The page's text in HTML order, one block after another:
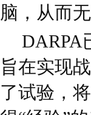
脑，从而
DARPA
旨在实现
了试验，